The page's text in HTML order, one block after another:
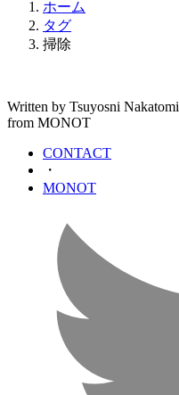
ホーム
タグ
掃除
Written by Tsuyosni Nakatomi
from MONOT
CONTACT
・
MONOT